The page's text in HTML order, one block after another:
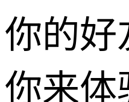
你的好
你来体